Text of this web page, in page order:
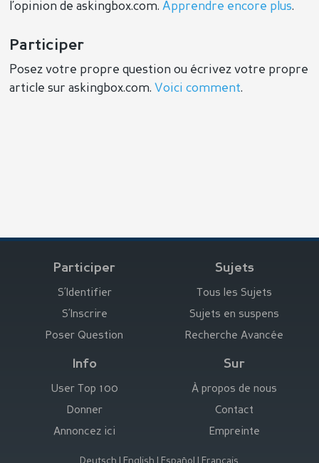
l’opinion de askingbox.com.Apprendre encore plus.
Participer
Posez votre propre question ou écrivez votre propre
article sur askingbox.com. Voici comment.
Participer
S’Identifier
S’Inscrire
Poser Question
Sujets
Tous les Sujets
Sujets en suspens
Recherche Avancée
Info
User Top 100
Donner
Annoncez ici
Sur
À propos de nous
Contact
Empreinte